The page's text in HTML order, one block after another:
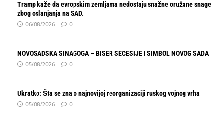
Tramp kaže da evropskim zemljama nedostaju snažne oružane snage
zbog oslanjanja na SAD.
06/08/2026 0
NOVOSADSKA SINAGOGA – BISER SECESIJE I SIMBOL NOVOG SADA
05/08/2026 0
Ukratko: Šta se zna o najnovijoj reorganizaciji ruskog vojnog vrha
05/08/2026 0